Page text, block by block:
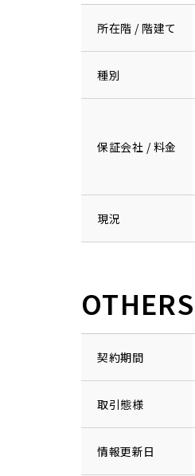
所在階 / 階建て
種別
保証会社 / 料金
現況
OTHERS
契約期間
取引態様
情報更新日